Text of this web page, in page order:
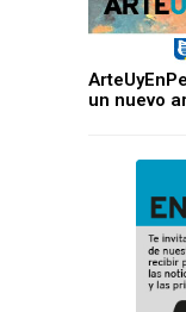
un nuevo